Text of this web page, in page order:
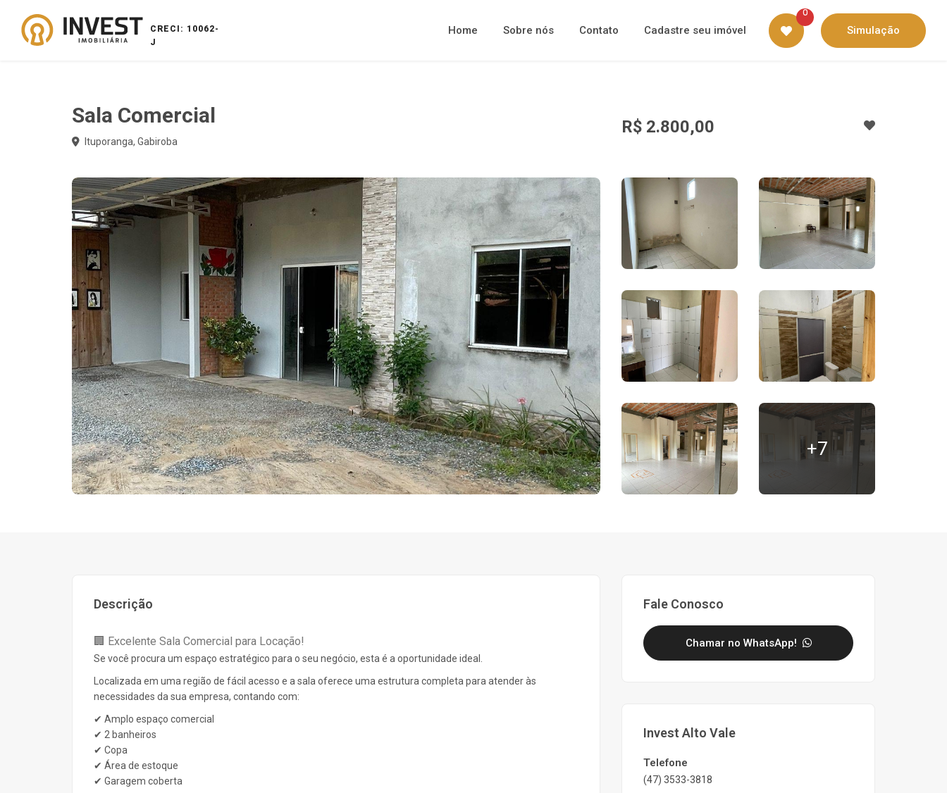
CRECI: 10062-
J
Home Sobre nós Contato Cadastre seu imóvel
0
Simulação
Sala Comercial
Ituporanga, Gabiroba
R$ 2.800,00
+7
Descrição
🏢 Excelente Sala Comercial para Locação!
Se você procura um espaço estratégico para o seu negócio, esta é a oportunidade ideal.
Localizada em uma região de fácil acesso e a sala oferece uma estrutura completa para atender às
necessidades da sua empresa, contando com:
✔ Amplo espaço comercial
✔ 2 banheiros
✔ Copa
✔ Área de estoque
✔ Garagem coberta
Fale Conosco
Chamar no WhatsApp!
Invest Alto Vale
Telefone
(47) 3533-3818